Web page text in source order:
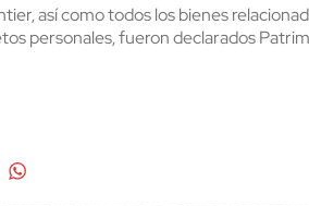
así como todos los bienes
personales, fueron declarados
Telegram